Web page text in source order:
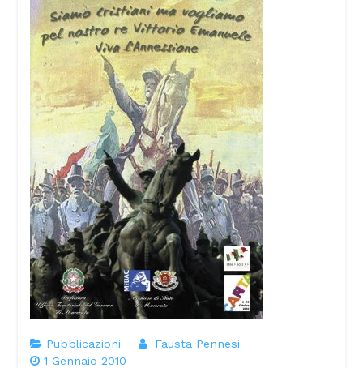
Pubblicazioni
Fausta Pennesi
1 Gennaio 2010